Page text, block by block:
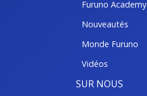
Furuno Academy
Nouveautés
Monde Furuno
Vidéos
SUR NOUS